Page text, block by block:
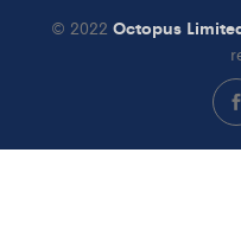
© 2022 Octopus